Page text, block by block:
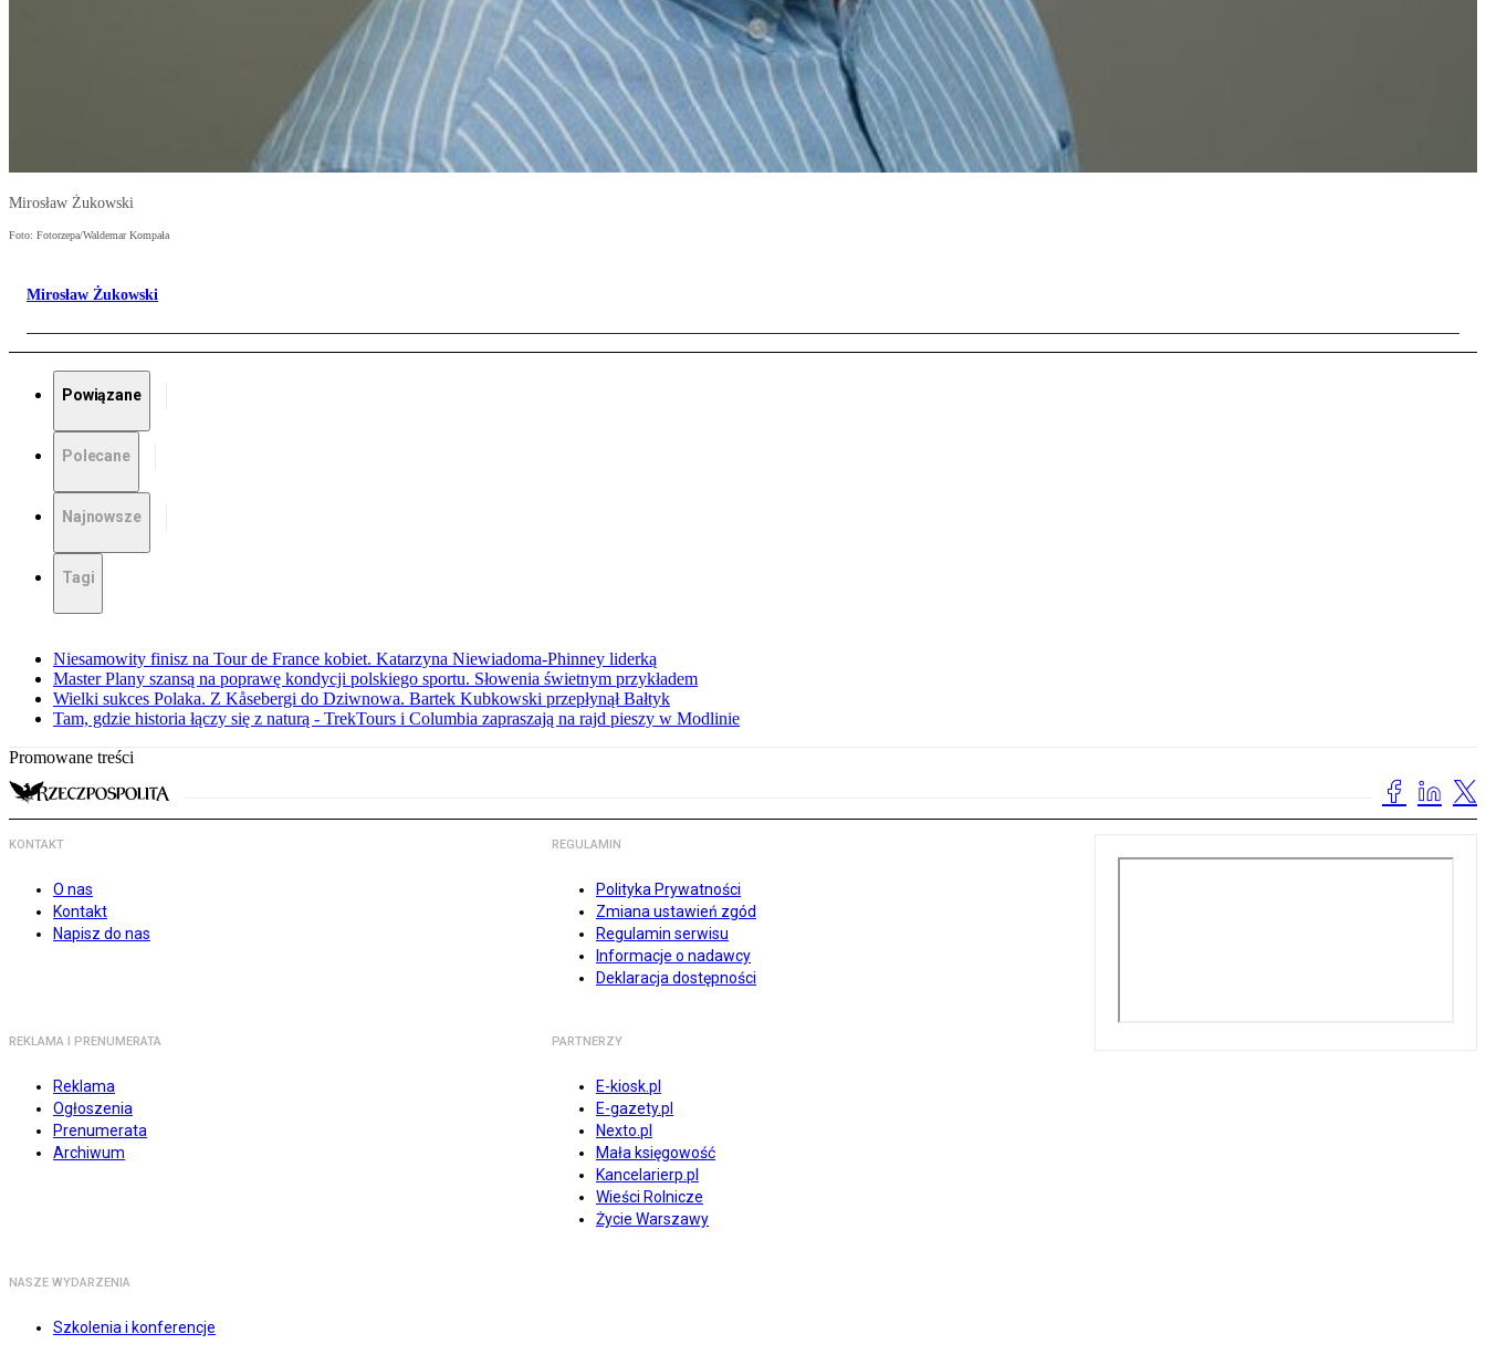
Mirosław Żukowski
Foto: Fotorzepa/Waldemar Kompała
Mirosław Żukowski
Powiązane
Polecane
Najnowsze
Tagi
Niesamowity finisz na Tour de France kobiet. Katarzyna Niewiadoma-Phinney liderką
Master Plany szansą na poprawę kondycji polskiego sportu. Słowenia świetnym przykładem
Wielki sukces Polaka. Z Kåsebergi do Dziwnowa. Bartek Kubkowski przepłynął Bałtyk
Tam, gdzie historia łączy się z naturą - TrekTours i Columbia zapraszają na rajd pieszy w Modlinie
Promowane treści
KONTAKT
O nas
Kontakt
Napisz do nas
REGULAMIN
Polityka Prywatności
Zmiana ustawień zgód
Regulamin serwisu
Informacje o nadawcy
Deklaracja dostępności
REKLAMA I PRENUMERATA
Reklama
Ogłoszenia
Prenumerata
Archiwum
PARTNERZY
E-kiosk.pl
E-gazety.pl
Nexto.pl
Mała księgowość
Kancelarierp.pl
Wieści Rolnicze
Życie Warszawy
NASZE WYDARZENIA
Szkolenia i konferencje